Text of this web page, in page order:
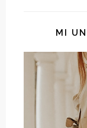
MI